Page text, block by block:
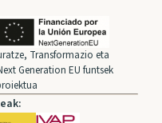
Transformazio eta
Generation EU funtsek